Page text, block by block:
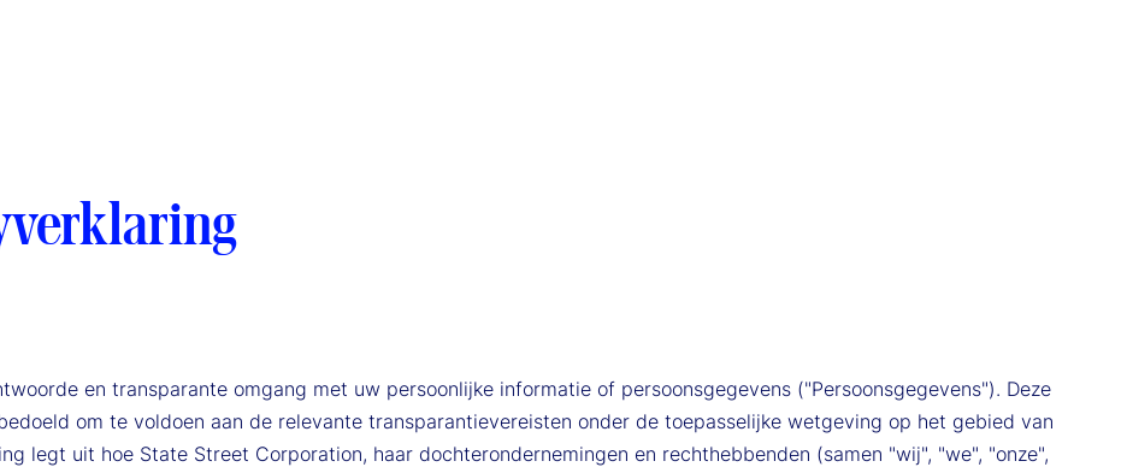
en transparante omgang met uw persoonlijke informatie of persoonsgegevens ("Persoonsgegevens"). Deze
om te voldoen aan de relevante transparantievereisten onder de toepasselijke wetgeving op het gebied van
legt uit hoe State Street Corporation, haar dochterondernemingen en rechthebbenden (samen "wij", "we", "onze",